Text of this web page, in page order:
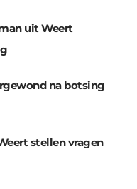
uit Weert
na botsing
stellen vragen